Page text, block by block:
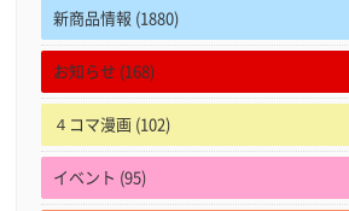
新商品情報 (1880)
お知らせ (168)
４コマ漫画 (102)
イベント (95)